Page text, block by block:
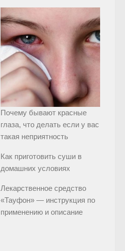
Почему бывают красные
глаза, что делать если у вас
такая неприятность
Как приготовить суши в
домашних условиях
Лекарственное средство
«Тауфон» — инструкция по
применению и описание